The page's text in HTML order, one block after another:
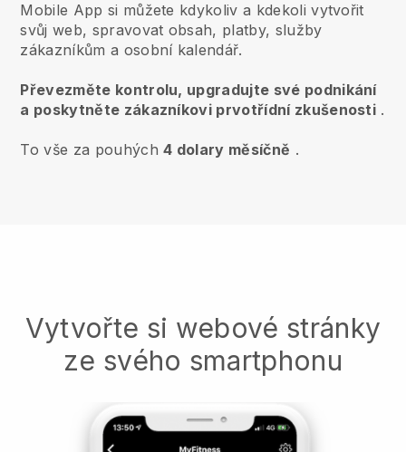
Mobile App si můžete kdykoliv a kdekoli vytvořit
svůj web, spravovat obsah, platby, služby
zákazníkům a osobní kalendář.
Převezměte kontrolu, upgradujte své podnikání
a poskytněte zákazníkovi prvotřídní zkušenosti .
To vše za pouhých4 dolary měsíčně .
Vytvořte si webové stránky
ze svého smartphonu